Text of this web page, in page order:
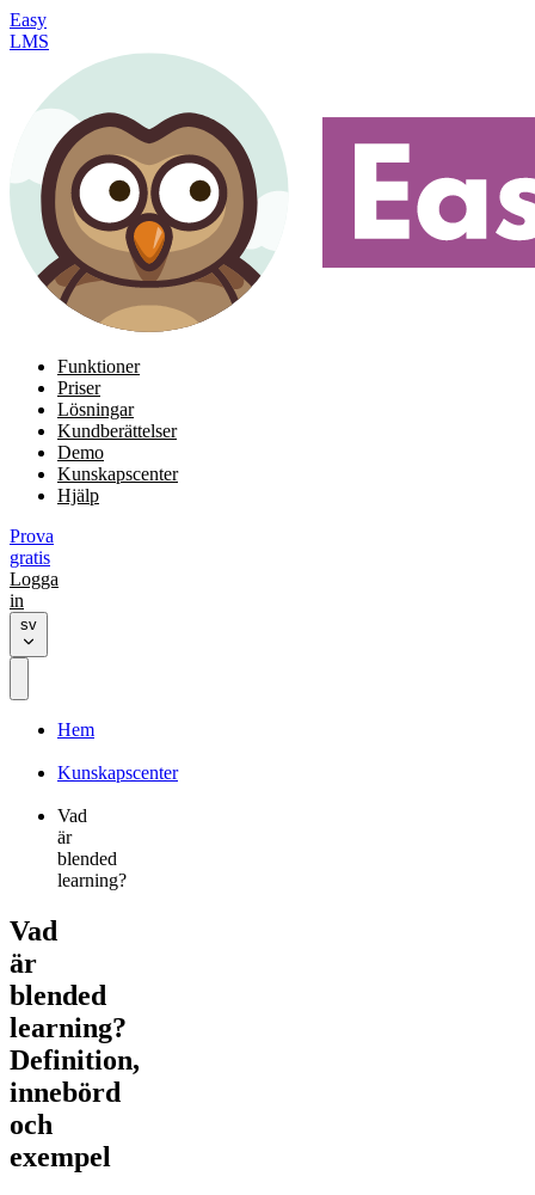
Easy
LMS
Funktioner
Priser
Lösningar
Kundberättelser
Demo
Kunskapscenter
Hjälp
Prova
gratis
Logga
in
sv
Hem
Kunskapscenter
Vad
är
blended
learning?
Vad
är
blended
learning?
Definition,
innebörd
och
exempel